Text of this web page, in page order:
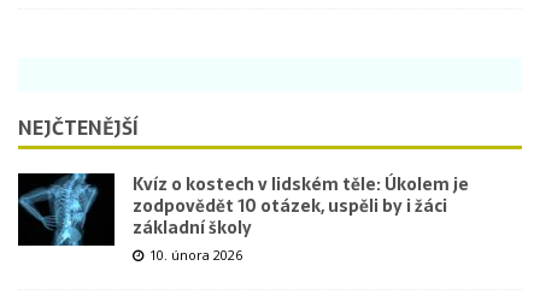
NEJČTENĚJŠÍ
Kvíz o kostech v lidském těle: Úkolem je
zodpovědět 10 otázek, uspěli by i žáci
základní školy
10. února 2026